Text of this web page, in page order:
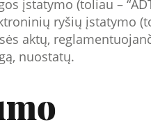
įstatymo (toliau –
ryšių įstatymo
aktų,
nuostatų.